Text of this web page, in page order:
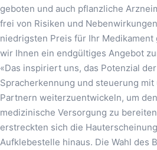
geboten und auch pflanzliche
frei von Risiken und
niedrigsten Preis für Ihr
wir Ihnen ein endgültiges Angebot
«Das inspiriert uns, das Potenzial
Spracherkennung und steuerung
Partnern weiterzuentwickeln, um
medizinische Versorgung zu
erstreckten sich die
Aufklebestelle hinaus. Die Wahl des